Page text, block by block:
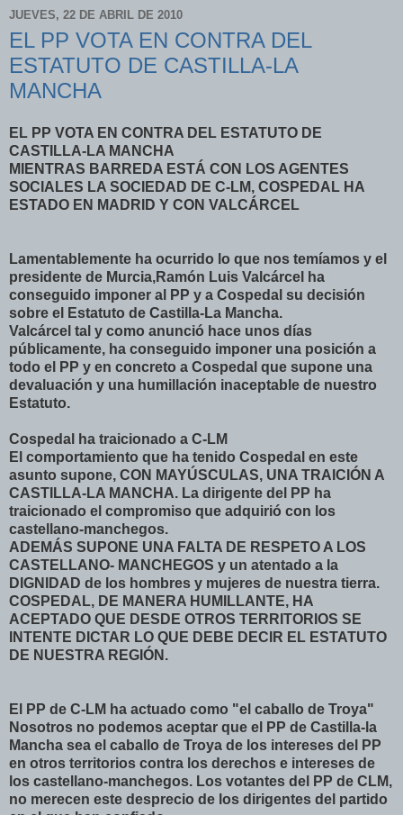
JUEVES, 22 DE ABRIL DE 2010
EL PP VOTA EN CONTRA DEL
ESTATUTO DE CASTILLA-LA
MANCHA
EL PP VOTA EN CONTRA DEL ESTATUTO DE
CASTILLA-LA MANCHA
MIENTRAS BARREDA ESTÁ CON LOS AGENTES
SOCIALES LA SOCIEDAD DE C-LM, COSPEDAL HA
ESTADO EN MADRID Y CON VALCÁRCEL
Lamentablemente ha ocurrido lo que nos temíamos y el
presidente de Murcia,Ramón Luis Valcárcel ha
conseguido imponer al PP y a Cospedal su decisión
sobre el Estatuto de Castilla-La Mancha.
Valcárcel tal y como anunció hace unos días
públicamente, ha conseguido imponer una posición a
todo el PP y en concreto a Cospedal que supone una
devaluación y una humillación inaceptable de nuestro
Estatuto.
Cospedal ha traicionado a C-LM
El comportamiento que ha tenido Cospedal en este
asunto supone, CON MAYÚSCULAS, UNA TRAICIÓN A
CASTILLA-LA MANCHA. La dirigente del PP ha
traicionado el compromiso que adquirió con los
castellano-manchegos.
ADEMÁS SUPONE UNA FALTA DE RESPETO A LOS
CASTELLANO- MANCHEGOS y un atentado a la
DIGNIDAD de los hombres y mujeres de nuestra tierra.
COSPEDAL, DE MANERA HUMILLANTE, HA
ACEPTADO QUE DESDE OTROS TERRITORIOS SE
INTENTE DICTAR LO QUE DEBE DECIR EL ESTATUTO
DE NUESTRA REGIÓN.
El PP de C-LM ha actuado como "el caballo de Troya"
Nosotros no podemos aceptar que el PP de Castilla-la
Mancha sea el caballo de Troya de los intereses del PP
en otros territorios contra los derechos e intereses de
los castellano-manchegos. Los votantes del PP de CLM,
no merecen este desprecio de los dirigentes del partido